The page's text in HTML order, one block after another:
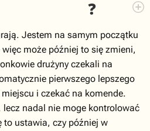
❓
Jestem na samym początku
może później to się zmieni,
drużyny czekali na
pierwszego lepszego
i czekać na komende.
lecz nadal nie moge kontrolować
to ustawia, czy później w